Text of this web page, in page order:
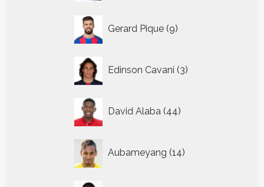
Gerard Pique 9
producten
Edinson Cavani 3
producten
David Alaba 44
producten
Aubameyang 14
producten